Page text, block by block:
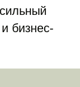
бизнес-